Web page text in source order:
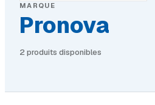
MARQUE
Pronova
2 produits disponibles